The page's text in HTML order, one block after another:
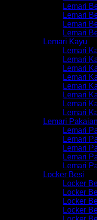
Lemari
Lemari
Lemari
Lemari
Lemari Kayu
Lemari
Lemari
Lemari
Lemari
Lemari
Lemari
Lemari
Lemari
Lemari Pakaian
Lemari
Lemari
Lemari
Lemari
Lemari
Locker Besi
Locker
Locker
Locker
Locker